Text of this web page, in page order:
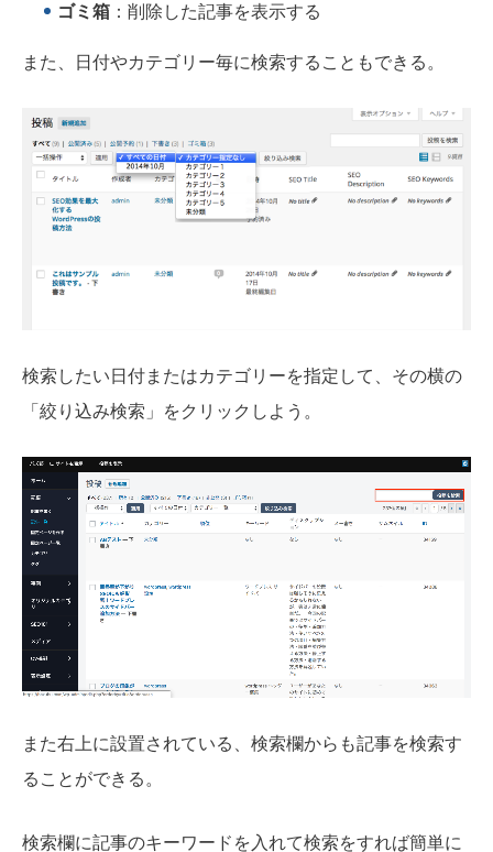
ゴミ箱 ：削除した記事を表示する
また、日付やカテゴリー毎に検索することもできる。
検索したい日付またはカテゴリーを指定して、その横の
「絞り込み検索」をクリックしよう。
また右上に設置されている、検索欄からも記事を検索す
ることができる。
検索欄に記事のキーワードを入れて検索をすれば簡単に